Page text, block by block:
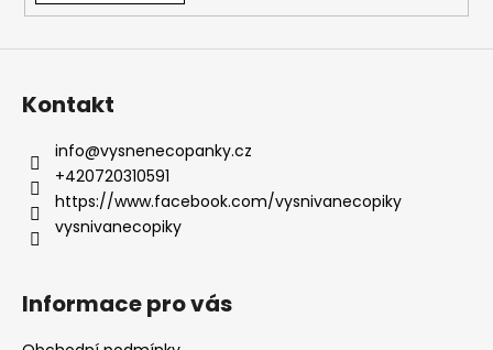
Kontakt
info@vysnenecopanky.cz
+420720310591
https://www.facebook.com/vysnivanecopiky
vysnivanecopiky
Informace pro vás